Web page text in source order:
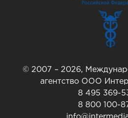
© 2007 – 2026,
агентство ООО
8 495 369-
8 800 100-